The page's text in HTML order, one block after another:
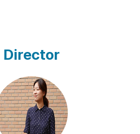
Director